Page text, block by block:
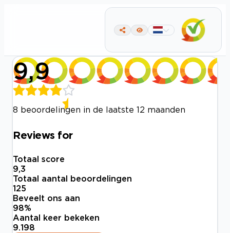
9,9
8 beoordelingen in de laatste 12 maanden
Reviews for
Totaal score
9,3
Totaal aantal beoordelingen
125
Beveelt ons aan
98%
Aantal keer bekeken
9.198